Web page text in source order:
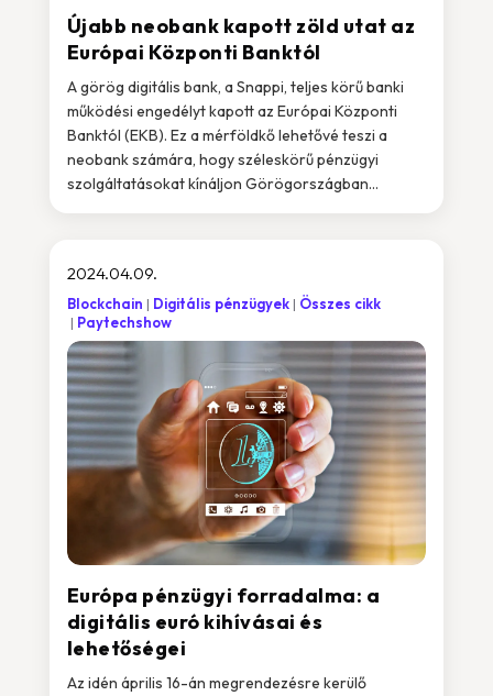
Újabb neobank kapott zöld utat az
Európai Központi Banktól
A görög digitális bank, a Snappi, teljes körű banki
működési engedélyt kapott az Európai Központi
Banktól (EKB). Ez a mérföldkő lehetővé teszi a
neobank számára, hogy széleskörű pénzügyi
szolgáltatásokat kínáljon Görögországban...
Európa pénzügyi forradalma: a
digitális euró kihívásai és
lehetőségei
2024.04.09.
Blockchain Digitális pénzügyek
Összes cikk
Paytechshow
Az idén április 16-án megrendezésre kerülő